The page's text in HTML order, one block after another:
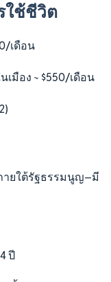
ใช้ชีวิต
เดือน
เมือง ~ $550/เดือน
ายใต้รัฐธรรมนูญ—มี
ปี